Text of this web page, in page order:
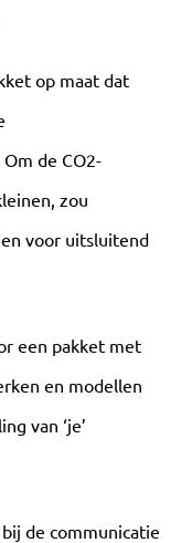
op maat dat
de CO2-
zou
voor uitsluitend
een pakket met
en modellen
van ‘je’
de communicatie